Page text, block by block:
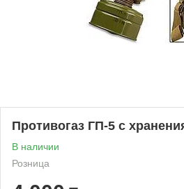
Противогаз ГП-5 с
В наличии
Розница